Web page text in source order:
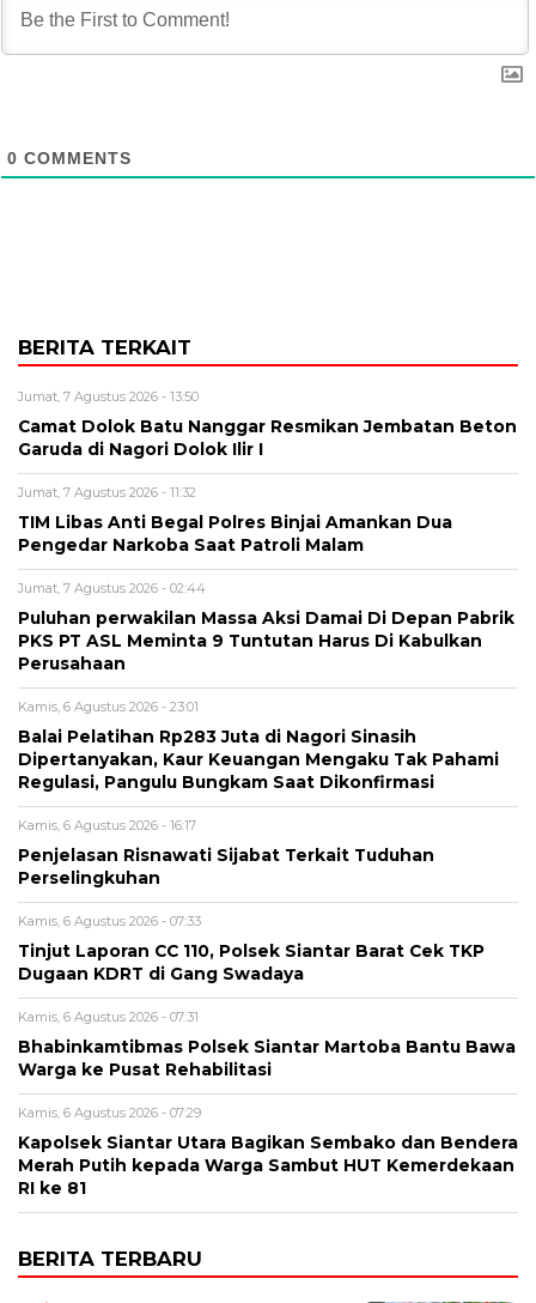
0 COMMENTS
BERITA TERKAIT
Jumat, 7 Agustus 2026 - 13:50
Camat Dolok Batu Nanggar Resmikan Jembatan Beton
Garuda di Nagori Dolok Ilir I
Jumat, 7 Agustus 2026 - 11:32
TIM Libas Anti Begal Polres Binjai Amankan Dua
Pengedar Narkoba Saat Patroli Malam
Jumat, 7 Agustus 2026 - 02:44
Puluhan perwakilan Massa Aksi Damai Di Depan Pabrik
PKS PT ASL Meminta 9 Tuntutan Harus Di Kabulkan
Perusahaan
Kamis, 6 Agustus 2026 - 23:01
Balai Pelatihan Rp283 Juta di Nagori Sinasih
Dipertanyakan, Kaur Keuangan Mengaku Tak Pahami
Regulasi, Pangulu Bungkam Saat Dikonfirmasi
Kamis, 6 Agustus 2026 - 16:17
Penjelasan Risnawati Sijabat Terkait Tuduhan
Perselingkuhan
Kamis, 6 Agustus 2026 - 07:33
Tinjut Laporan CC 110, Polsek Siantar Barat Cek TKP
Dugaan KDRT di Gang Swadaya
Kamis, 6 Agustus 2026 - 07:31
Bhabinkamtibmas Polsek Siantar Martoba Bantu Bawa
Warga ke Pusat Rehabilitasi
Kamis, 6 Agustus 2026 - 07:29
Kapolsek Siantar Utara Bagikan Sembako dan Bendera
Merah Putih kepada Warga Sambut HUT Kemerdekaan
RI ke 81
BERITA TERBARU